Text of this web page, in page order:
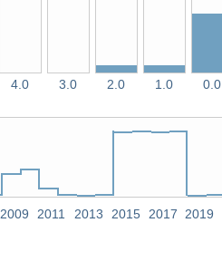
4.0 3.0 2.0 1.0 0.0
2009 2011 2013 2015 2017 2019